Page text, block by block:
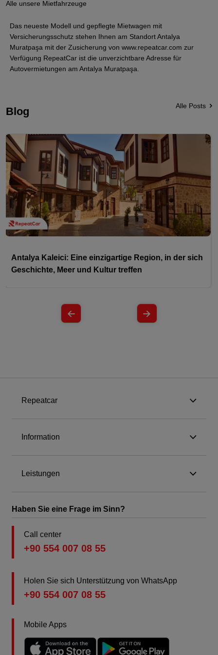
Auto, sondern einen komfortablen und sicheren
Alle unsere Mietfahrzeuge
Das neueste Modell und gepflegte Mietwagen mit
Versicherungsschutz stehen Ihnen am Standort Antalya
Muratpaşa mit der Zusicherung von www.repeatcar.com zur
Verfügung RepeatCar ist die unverzichtbare Adresse für
Autovermietungen am Antalya Muratpaşa.
Blog Alle Posts
Antalya Kaleici: Eine einzigartige Region, in der sich
Geschichte, Meer und Kultur treffen
Repeatcar
Information
Leistungen
Haben Sie eine Frage im Sinn?
Call center
+90 554 007 08 55
Holen Sie sich Unterstützung von WhatsApp
+90 554 007 08 55
Mobile Apps